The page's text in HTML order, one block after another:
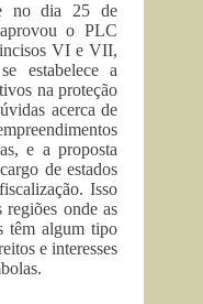
no dia 25 de
o PLC
VI e VII,
estabelece a
na proteção
acerca de
e a proposta
de estados
Isso
regiões onde as
têm algum tipo
e interesses